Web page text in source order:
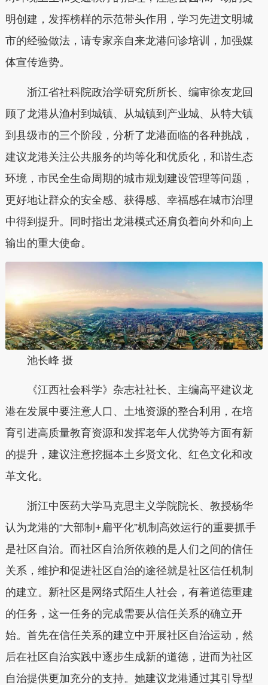
明创建，发挥榜样的示范带头作用，学习先进文明城
市的经验做法，请专家亲自来龙港问诊培训，加强媒
体宣传造势。
浙江省社科院政治学研究所所长、编审徐友龙回
顾了龙港从渔村到城镇、从城镇到产业城、从特大镇
到县级市的三个阶段，分析了龙港面临的各种挑战，
建议龙港关注公共服务的均等化和优质化，和谐生态
环境，市民全生命周期的城市规划建设管理等问题，
更好地让群众的安全感、获得感、幸福感在城市治理
中得到提升。同时指出龙港模式还肩负着向外和向上
输出的重大使命。
池长峰 摄
《江西社会科学》杂志社社长、主编高平建议龙
港在发展中要注意人口、土地资源的整合利用，在培
育引进高质量教育资源和发挥老年人优势等方面有新
的提升，建议注意挖掘本土乡贤文化、红色文化和改
革文化。
浙江中医药大学马克思主义学院院长、教授杨华
认为龙港的“大部制+扁平化”机制高效运行的重要抓手
是社区自治。而社区自治所依赖的是人们之间的信任
关系，维护和促进社区自治的途径就是社区信任机制
的建立。新社区是网络式陌生人社会，有着道德重建
的任务，这一任务的完成需要从信任关系的确立开
始。首先在信任关系的建立中开展社区自治运动，然
后在社区自治实践中逐步生成新的道德，进而为社区
自治提供更加充分的支持。她建议龙港通过其引导型